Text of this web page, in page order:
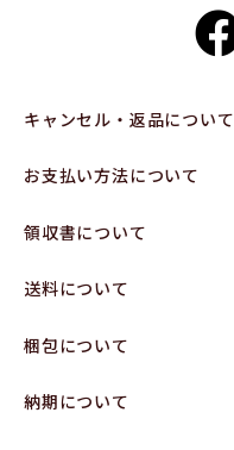
キャンセル・返品について
お支払い方法について
領収書について
送料について
梱包について
納期について